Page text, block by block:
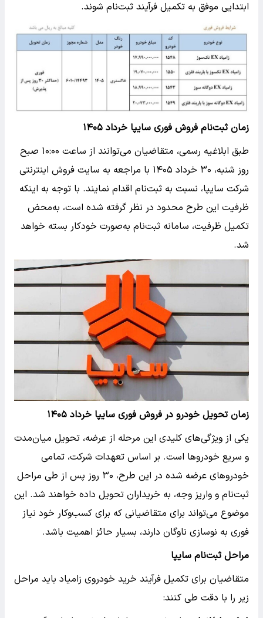
ابتدایی موفق به تکمیل فرآیند ثبت‌نام شوند.
زمان ثبت‌نام فروش فوری سایپا خرداد ۱۴۰۵
طبق ابلاغیه رسمی، متقاضیان می‌توانند از ساعت ۱۰:۰۰ صبح
روز شنبه، ۳۰ خرداد ۱۴۰۵ با مراجعه به سایت فروش اینترنتی
شرکت سایپا، نسبت به ثبت‌نام اقدام نمایند. با توجه به اینکه
ظرفیت این طرح محدود در نظر گرفته شده است، به‌محض
تکمیل ظرفیت، سامانه ثبت‌نام به‌صورت خودکار بسته خواهد
شد.
زمان تحویل خودرو در فروش فوری سایپا خرداد ۱۴۰۵
یکی از ویژگی‌های کلیدی این مرحله از عرضه، تحویل میان‌مدت
و سریع خودروها است. بر اساس تعهدات شرکت، تمامی
خودروهای عرضه شده در این طرح، ۳۰ روز پس از طی مراحل
ثبت‌نام و واریز وجه، به خریداران تحویل داده خواهند شد. این
موضوع می‌تواند برای متقاضیانی که برای کسب‌وکار خود نیاز
فوری به نوسازی ناوگان دارند، بسیار حائز اهمیت باشد.
مراحل ثبت‌نام سایپا
متقاضیان برای تکمیل فرآیند خرید خودروی زامیاد باید مراحل
زیر را با دقت طی کنند: